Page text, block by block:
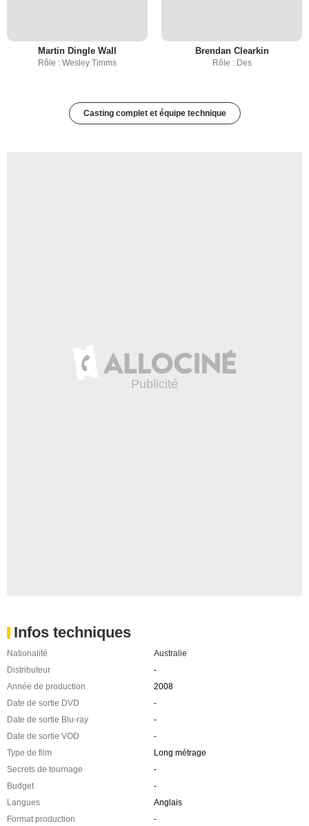
Martin Dingle Wall
Rôle : Wesley Timms
Brendan Clearkin
Rôle : Des
Casting complet et équipe technique
Infos techniques
Nationalité
Australie
Distributeur
-
Année de production
2008
Date de sortie DVD
-
Date de sortie Blu-ray
-
Date de sortie VOD
-
Type de film
Long métrage
Secrets de tournage
-
Budget
-
Langues
Anglais
Format production
-